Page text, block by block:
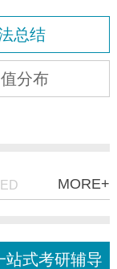
总结
分布
MORE+
站式考研辅导